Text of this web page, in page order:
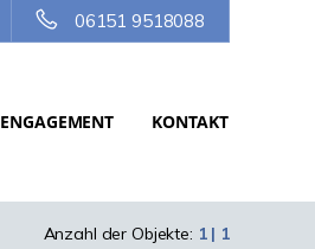
06151 9518088
ENGAGEMENT KONTAKT
Anzahl der Objekte: 1 | 1